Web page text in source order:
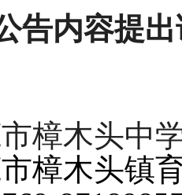
告内容提
樟木头中
樟木头镇